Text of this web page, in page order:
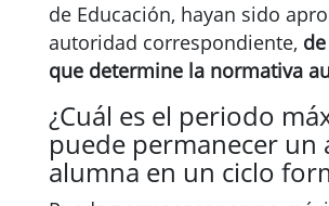
de Educación, hayan sido
autoridad correspondiente,
que determine la normativa
¿Cuál es el periodo
puede permanecer
alumna en un ciclo